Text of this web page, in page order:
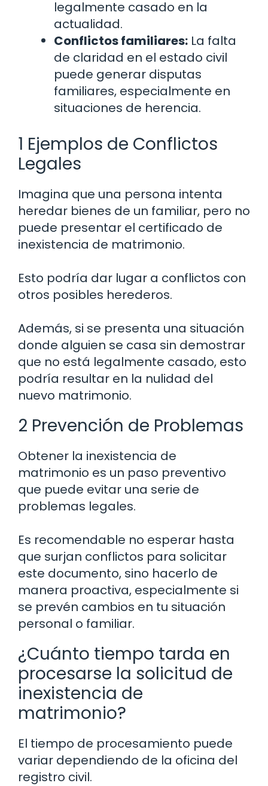
legalmente casado en la
actualidad.
Conflictos familiares: La falta
de claridad en el estado civil
puede generar disputas
familiares, especialmente en
situaciones de herencia.
1 Ejemplos de Conflictos
Legales
Imagina que una persona intenta
heredar bienes de un familiar, pero no
puede presentar el certificado de
inexistencia de matrimonio.
Esto podría dar lugar a conflictos con
otros posibles herederos.
Además, si se presenta una situación
donde alguien se casa sin demostrar
que no está legalmente casado, esto
podría resultar en la nulidad del
nuevo matrimonio.
2 Prevención de Problemas
Obtener la inexistencia de
matrimonio es un paso preventivo
que puede evitar una serie de
problemas legales.
Es recomendable no esperar hasta
que surjan conflictos para solicitar
este documento, sino hacerlo de
manera proactiva, especialmente si
se prevén cambios en tu situación
personal o familiar.
¿Cuánto tiempo tarda en
procesarse la solicitud de
inexistencia de
matrimonio?
El tiempo de procesamiento puede
variar dependiendo de la oficina del
registro civil.